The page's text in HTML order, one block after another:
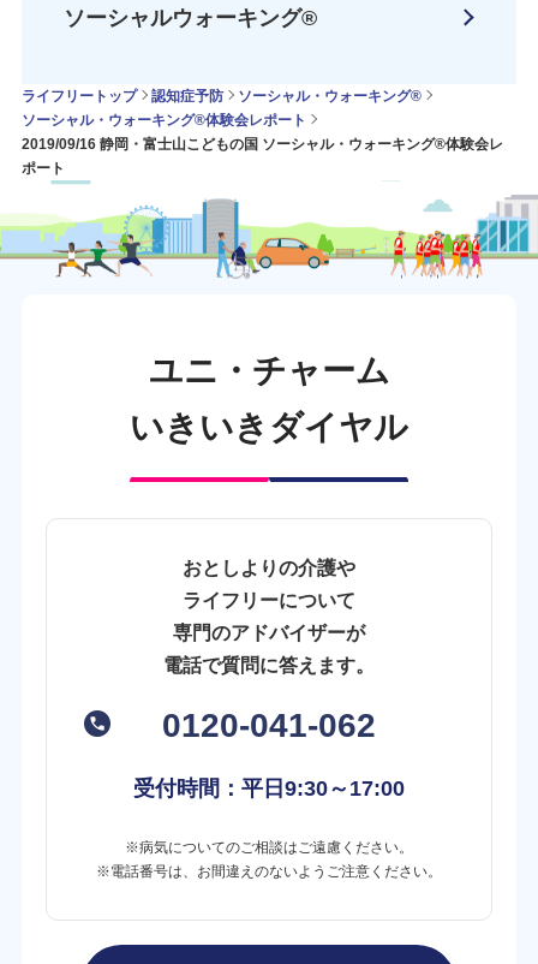
ソーシャルウォーキング®
ライフリートップ 認知症予防
ソーシャル・ウォーキング®
ソーシャル・ウォーキング®体験会レポート
2019/09/16 静岡・富士山こどもの国 ソーシャル・ウォーキング®体験会レ
ポート
ユニ・チャーム
いきいきダイヤル
おとしよりの介護や
ライフリーについて
専門のアドバイザーが
電話で質問に答えます。
0120-041-062
受付時間：平日 9:30～17:00
※病気についてのご相談はご遠慮ください。
※電話番号は、お間違えのないようご注意ください。